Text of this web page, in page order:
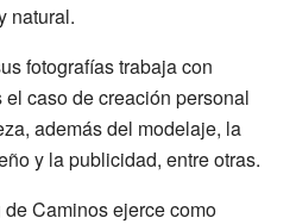
natural.
fotografías trabaja con
caso de creación personal
además del modelaje, la
y la publicidad, entre otras.
Caminos ejerce como